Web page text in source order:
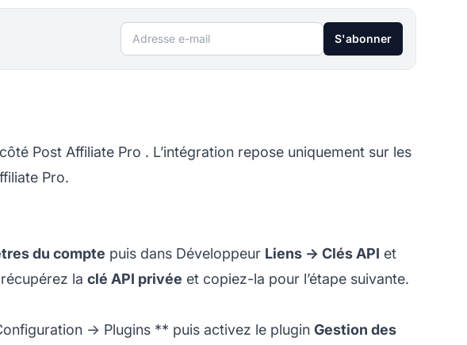
Adresse e-mail S'abonner
Post Affiliate Pro . L’intégration repose uniquement sur les
Pro.
du compte puis dans Développeur Liens -> Clés API et
la clé API privée et copiez-la pour l’étape suivante.
-> Plugins ** puis activez le plugin Gestion des